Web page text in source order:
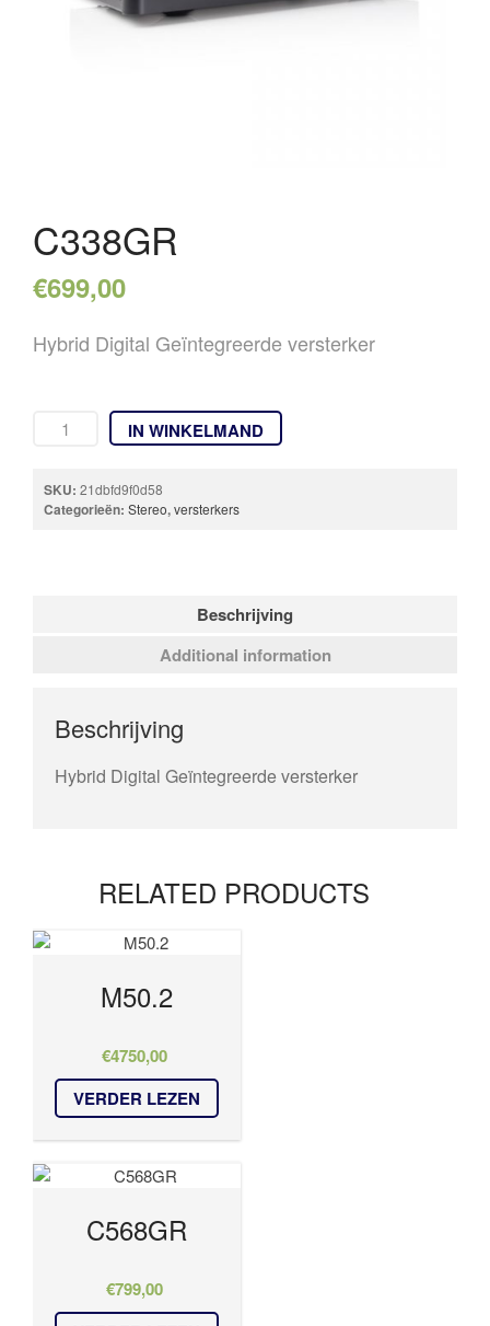
OVER ONS
C338GR
€699,00
Hybrid Digital Geïntegreerde versterker
IN WINKELMAND
SKU: 21dbfd9f0d58
Categorieën: Stereo,versterkers
Beschrijving
Additional information
Beschrijving
Hybrid Digital Geïntegreerde versterker
RELATED PRODUCTS
M50.2
€4750,00
VERDER LEZEN
C568GR
€799,00